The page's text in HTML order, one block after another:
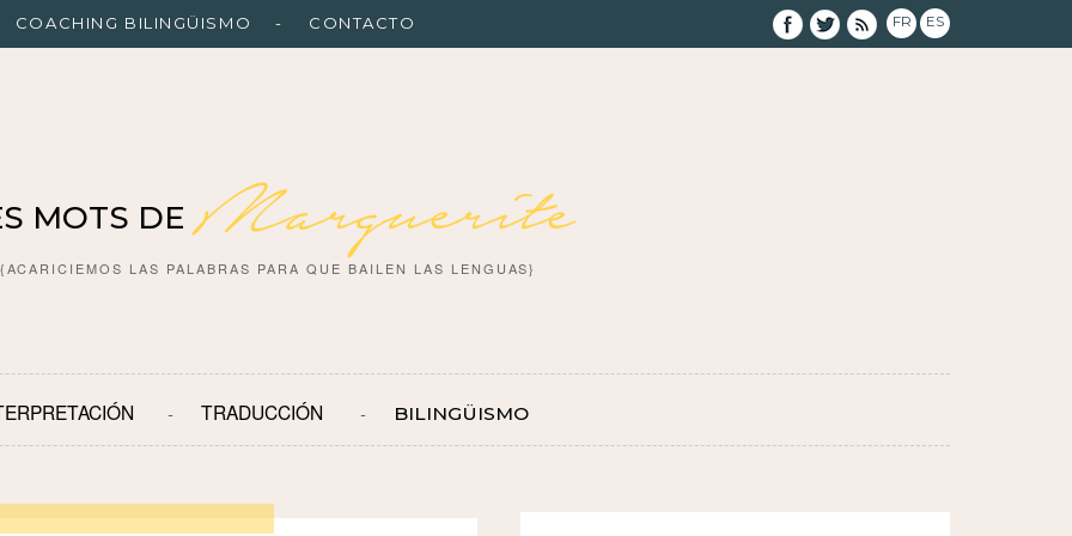
COACHING BILINGÜISMO CONTACTO FR ES
MOTS DE Marguerite
{ACARICIEMOS LAS PALABRAS PARA QUE BAILEN LAS LENGUAS}
TRADUCCIÓN BILINGÜISMO